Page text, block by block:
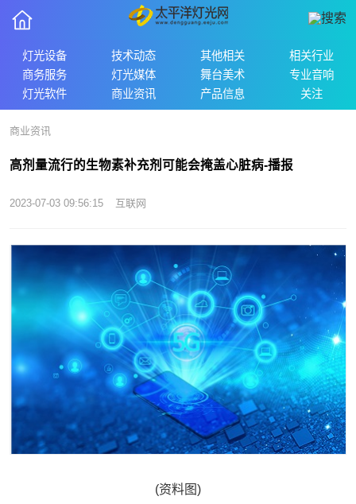
灯光设备 技术动态 其他相关
相关行业
商务服务
灯光媒体 舞台美术
专业音响
灯光软件
商业资讯 产品信息 关注
商业资讯
高剂量流行的生物素补充剂可能会掩盖心脏病-播报
2023-07-03 09:56:15 互联网
(资料图)